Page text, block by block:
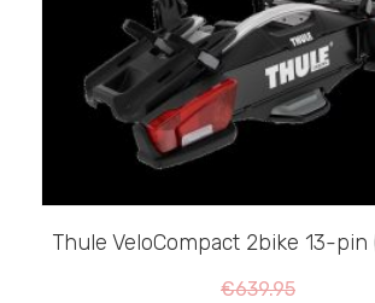
Thule VeloCompact 2bike 13-
€639.95